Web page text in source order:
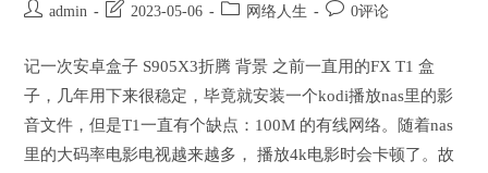
Postadmin
Post
modified:
2023-05-06
Post 网络人生
Post0评论
记一次安卓盒子 S905X3折腾 背景 之前一直用的FX T1 盒
子，几年用下来很稳定，毕竟就安装一个kodi播放nas里的影
音文件，但是T1一直有个缺点：100M 的有线网络。随着nas
里的大码率电影电视越来越多， 播放4k电影时会卡顿了。故